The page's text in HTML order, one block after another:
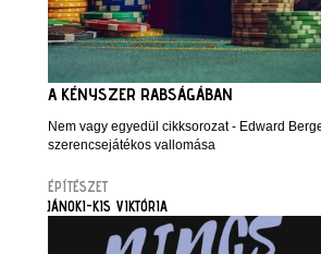
A KÉNYSZER RABSÁGÁBAN
Nem vagy egyedül cikksorozat - Edward
szerencsejátékos vallomása
ÉPÍTÉSZET
JÁNOKI-KIS VIKTÓRIA